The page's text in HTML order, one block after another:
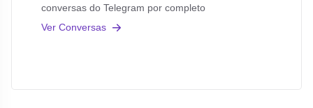
conversas do Telegram por completo
Ver Conversas